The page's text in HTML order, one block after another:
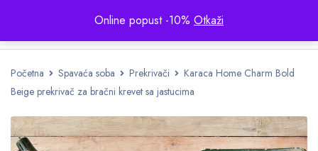
Online popust -10% Otkaži
Početna Spavaća soba Prekrivači
Karaca Home Charm Bold
Beige prekrivač za bračni krevet sa jastucima